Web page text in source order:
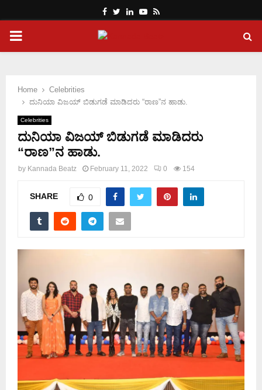
Facebook
Twitter
LinkedinYoutube
Rss
PRIMARY
Home
Celebrities
ದುನಿಯಾ ವಿಜಯ್ ಬಿಡುಗಡೆ ಮಾಡಿದರು “ರಾಣ”ನ ಹಾಡು.
Celebrities
ದುನಿಯಾ ವಿಜಯ್ ಬಿಡುಗಡೆ ಮಾಡಿದರು
“ರಾಣ”ನ ಹಾಡು.
by Kannada Beatz February 11, 2022 0 154
SHARE 0